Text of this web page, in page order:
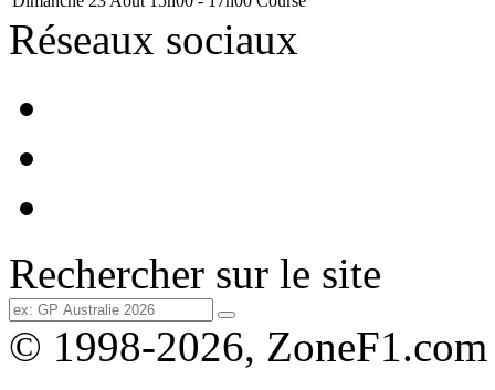
Réseaux sociaux
Rechercher sur le site
© 1998-2026, ZoneF1.com